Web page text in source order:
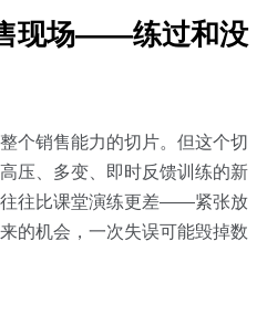
现场——练过和没
个销售能力的切片。但这个切
压、多变、即时反馈训练的新
往往比课堂演练更差——紧张放
的机会，一次失误可能毁掉数